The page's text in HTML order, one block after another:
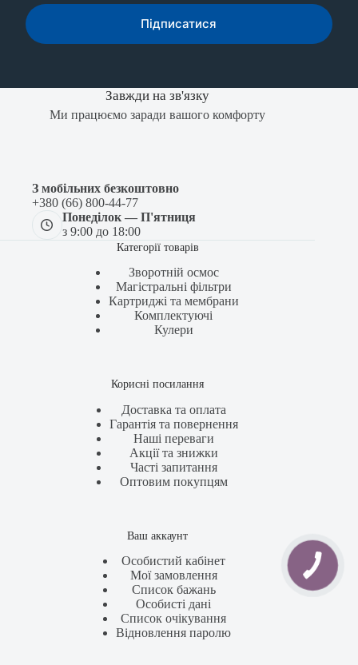
Підписатися
Завжди на зв'язку
Ми працюємо заради вашого комфорту
З мобільних безкоштовно
+380 (66) 800-44-77
Понеділок — П'ятниця
з 9:00 до 18:00
Категорії товарів
Зворотній осмос
Магістральні фільтри
Картриджі та мембрани
Комплектуючі
Кулери
Корисні посилання
Доставка та оплата
Гарантія та повернення
Наші переваги
Акції та знижки
Часті запитання
Оптовим покупцям
Ваш аккаунт
Особистий кабінет
Мої замовлення
Список бажань
Особисті дані
Список очікування
Відновлення паролю